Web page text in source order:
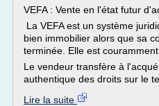
VEFA : Vente en l'état futur
La VEFA est un système
bien immobilier alors que sa
terminée. Elle est
Le vendeur transfère à
authentique des droits sur le
Lire la suite